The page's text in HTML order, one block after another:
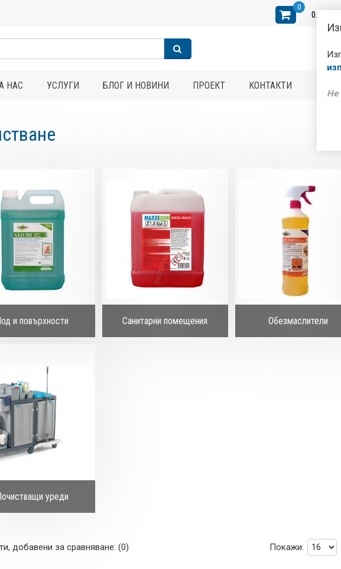
Не
0
0.
НАС УСЛУГИ БЛОГ И НОВИНИ ПРОЕКТ КОНТАКТИ
и повърхности Санитарни помещения Обезмаслители
уреди
добавени за сравняване: (0) Покажи: